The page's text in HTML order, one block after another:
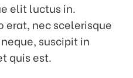
elit luctus in.
erat, nec scelerisque
suscipit in
quis est.